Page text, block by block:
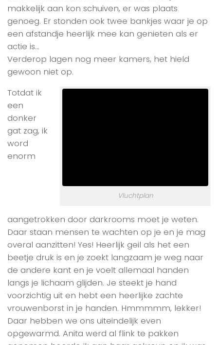
makkelijk aan kon schuiven, er was plaats
genoeg. Er stonden ook twee bankjes waar je op
een afstandje heerlijk mee kan genieten als er
actie is…
Verderop lagen nog meer kamers, het hield
gewoon niet op.
Vluchtplan
Totdat ik
een
donker
gat zag, ik
word
enorm
aangetrokken door darkrooms moet je weten.
Daar staan mensen te wachten op je en je mag
overal aanzitten! Yes! Heerlijk geil als het een
beetje druk is en je zoekt langzaam je weg naar
de andere kant en je voelt allemaal handen
langs je lichaam glijden. Je steekt je hand
voorzichtig uit en hebt een heerlijke zachte
vrouwenborst in je handen. Hmmmmm, lekker!
Daar hebben we ons uiteindelijk even
opgewarmd. Anita werd al flink te pakken